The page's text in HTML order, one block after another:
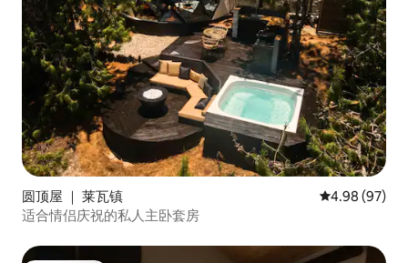
圆顶屋 ｜ 莱瓦镇 平均评分 4.98
4.98 (97)
适合情侣庆祝的私人主卧套房